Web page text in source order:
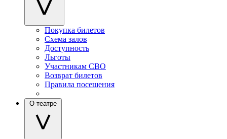
Покупка билетов
Схема залов
Доступность
Льготы
Участникам СВО
Возврат билетов
Правила посещения
О театре